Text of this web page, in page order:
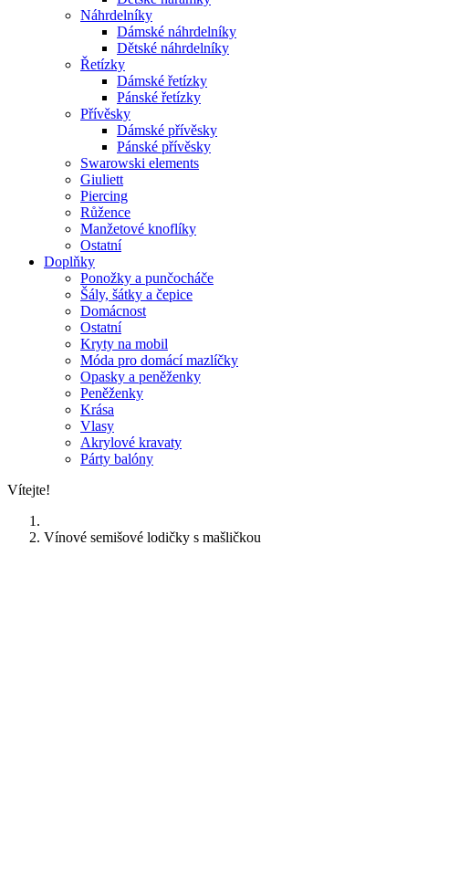
Náhrdelníky
Dámské náhrdelníky
Dětské náhrdelníky
Řetízky
Dámské řetízky
Pánské řetízky
Přívěsky
Dámské přívěsky
Pánské přívěsky
Swarowski elements
Giuliett
Piercing
Růžence
Manžetové knoflíky
Ostatní
Doplňky
Ponožky a punčocháče
Šály, šátky a čepice
Domácnost
Ostatní
Kryty na mobil
Móda pro domácí mazlíčky
Opasky a peněženky
Peněženky
Krása
Vlasy
Akrylové kravaty
Párty balóny
Vítejte!
Vínové semišové lodičky s mašličkou